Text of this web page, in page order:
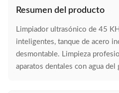
Resumen del producto
Limpiador ultrasónico de 45
inteligentes, tanque de acero
desmontable. Limpieza
aparatos dentales con agua del